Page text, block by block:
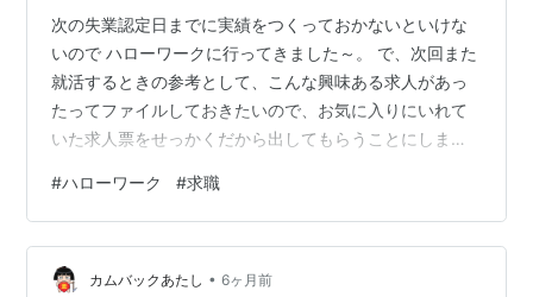
次の失業認定日までに実績をつくっておかないといけな
いので ハローワークに行ってきました～。 で、次回また
就活するときの参考として、こんな興味ある求人があっ
たってファイルしておきたいので、お気に入りにいれて
いた求人票をせっかくだから出してもらうことにしまし
･･･え？無効？？ orchidtaffy.hatenablog.com このとき
にもまだ就活しますと一応伝えていたのですが 無効にな
っていたようです。 NO･･･。無効にしないで･･･。 私は
これから働き出しても、常に求人票をチェックしたいん
#ハローワーク #求職
カムバックあたし • 6ヶ月前